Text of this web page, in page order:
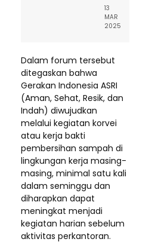
13
MAR
2025
Dalam forum tersebut
ditegaskan bahwa
Gerakan Indonesia ASRI
(Aman, Sehat, Resik, dan
Indah) diwujudkan
melalui kegiatan korvei
atau kerja bakti
pembersihan sampah di
lingkungan kerja masing-
masing, minimal satu kali
dalam seminggu dan
diharapkan dapat
meningkat menjadi
kegiatan harian sebelum
aktivitas perkantoran.